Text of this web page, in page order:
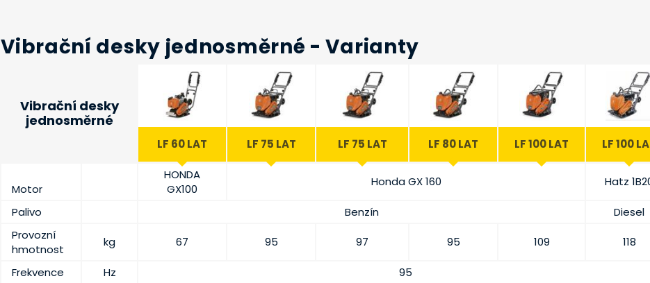
Vibrační desky jednosměrné - Varianty
Vibrační desky
jednosměrné
LF 60 LAT LF 75 LAT LF 75 LAT LF 80 LAT LF 100 LAT LF 100
Motor
HONDA
GX100
Honda GX 160 Hatz
Palivo Benzín
Diesel
Provozní
hmotnost
kg 67 95 97 95 109 118
Frekvence Hz
95